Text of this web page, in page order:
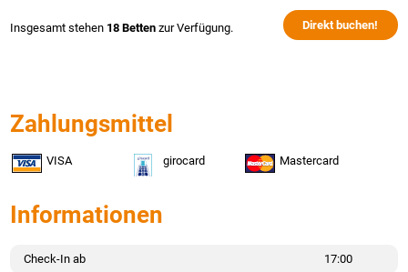
Insgesamt stehen 18 Betten zur Verfügung. Direkt buchen!
Zahlungsmittel
VISA girocard Mastercard
Informationen
Check-In ab 17:00